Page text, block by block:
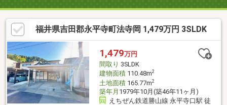
福井県吉田郡永平寺町法寺岡 1,479万円 3SLDK
1,479万円
間取り 3SLDK
建物面積110.48m2
土地面積165.77m2
築年月 1979年10月(築46年11ヶ月)
えちぜん鉄道勝山線 永平寺口駅 徒